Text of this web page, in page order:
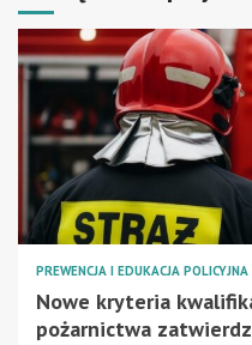
PREWENCJA I EDUKACJA POLICYJNA
Nowe kryteria
pożarnictwa